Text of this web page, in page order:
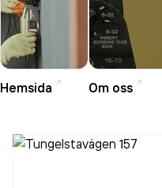
Hemsida Om oss